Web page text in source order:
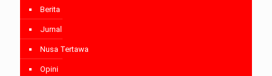
Berita
Jurnal
Nusa Tertawa
Opini